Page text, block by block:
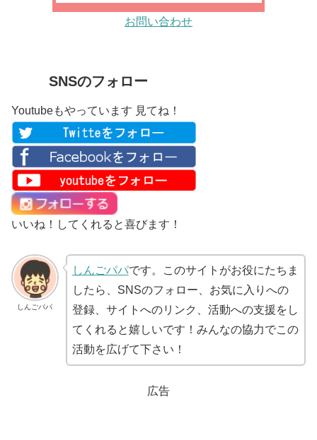
お問い合わせ
SNSのフォロー
Youtubeもやっています 見てね！
いいね！してくれると喜びます！
しんごパパ
しんごパパです。このサイトがお役にたちま
したら、SNSのフォロー、お気に入りへの
登録、サイトへのリンク、活動への支援をし
てくれると嬉しいです！みんなの協力でこの
活動を広げて下さい！
広告